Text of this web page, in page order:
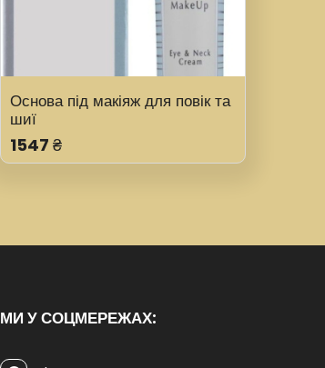
Основа під макіяж для повік та
шиї
1547 ₴
МИ У СОЦМЕРЕЖАХ: